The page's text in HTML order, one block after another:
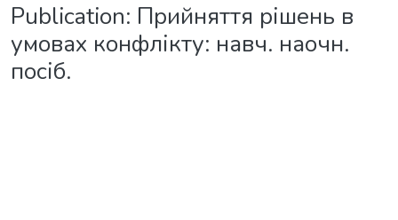
Publication: Прийняття рішень в
умовах конфлікту: навч. наочн.
посіб.